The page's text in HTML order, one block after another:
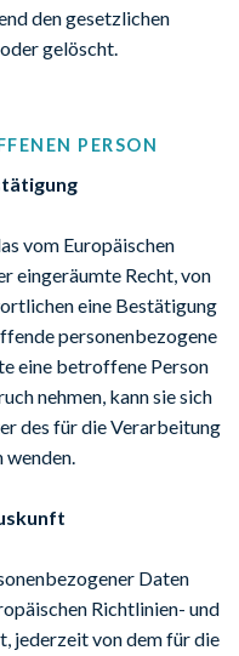
den gesetzlichen
gelöscht.
PERSON
vom Europäischen
eingeräumte Recht, von
eine Bestätigung
personenbezogene
eine betroffene Person
nehmen, kann sie sich
des für die Verarbeitung
Daten
Richtlinien- und
jederzeit von dem für die